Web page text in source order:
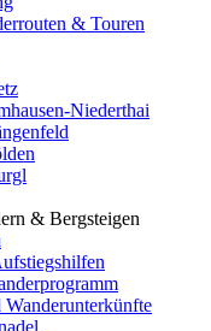
& Touren
Niederthai
& Bergsteigen